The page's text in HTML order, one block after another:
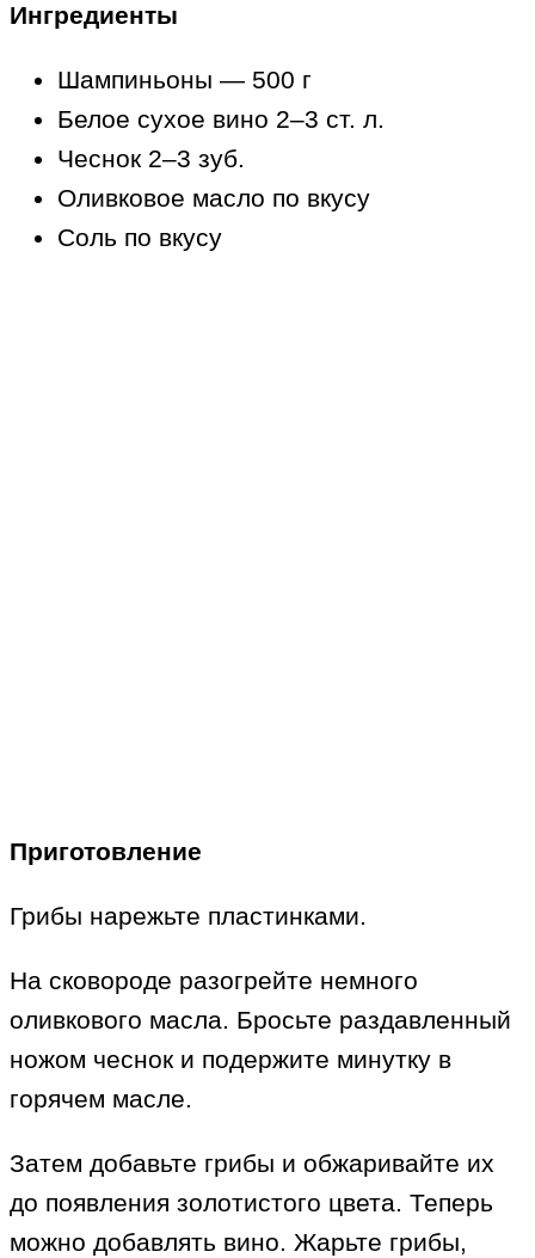
Ингредиенты
Шампиньоны — 500 г
Белое сухое вино 2–3 ст. л.
Чеснок 2–3 зуб.
Оливковое масло по вкусу
Соль по вкусу
Приготовление
Грибы нарежьте пластинками.
На сковороде разогрейте немного
оливкового масла. Бросьте раздавленный
ножом чеснок и подержите минутку в
горячем масле.
Затем добавьте грибы и обжаривайте их
до появления золотистого цвета. Теперь
можно добавлять вино. Жарьте грибы,